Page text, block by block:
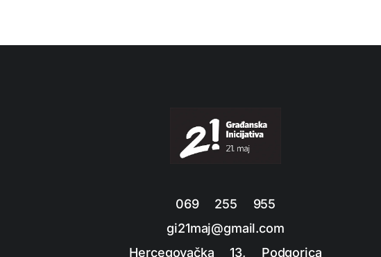
069 255 955
gi21maj@gmail.com
Hercegovačka 13, Podgorica